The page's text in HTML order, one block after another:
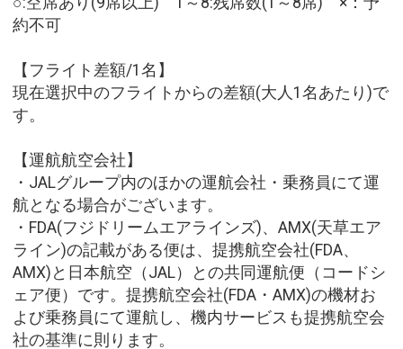
約不可
【フライト差額/1名】
現在選択中のフライトからの差額(大人1名あたり)で
す。
【運航航空会社】
・JALグループ内のほかの運航会社・乗務員にて運
航となる場合がございます。
・FDA(フジドリームエアラインズ)、AMX(天草エア
ライン)の記載がある便は、提携航空会社(FDA、
AMX)と日本航空（JAL）との共同運航便（コードシ
ェア便）です。提携航空会社(FDA・AMX)の機材お
よび乗務員にて運航し、機内サービスも提携航空会
社の基準に則ります。